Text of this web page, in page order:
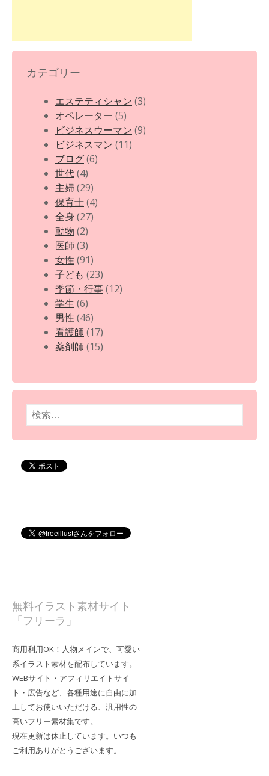
カテゴリー
エステティシャン (3)
オペレーター (5)
ビジネスウーマン (9)
ビジネスマン (11)
ブログ(6)
世代(4)
主婦(29)
保育士(4)
全身 (27)
動物 (2)
医師 (3)
女性 (91)
子ども (23)
季節・行事(12)
学生 (6)
男性 (46)
看護師 (17)
薬剤師 (15)
検
索:
無料イラスト素材サイト
「フリーラ」
商用利用OK！人物メインで、可愛い
系イラスト素材を配布しています。
WEBサイト・アフィリエイトサイ
ト・広告など、各種用途に自由に加
工してお使いいただける、汎用性の
高いフリー素材集です。
現在更新は休止しています。いつも
ご利用ありがとうございます。